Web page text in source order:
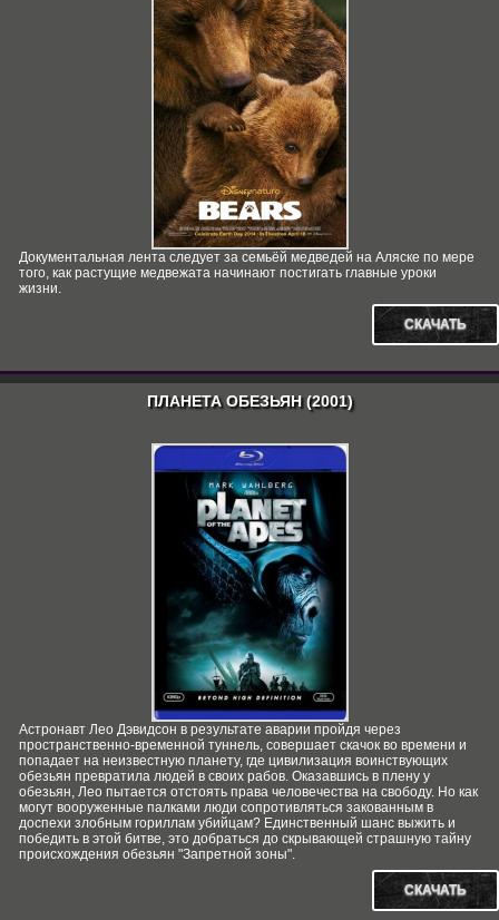
Документальная лента следует за семьёй медведей на Аляске по мере
того, как растущие медвежата начинают постигать главные уроки
жизни.
СКАЧАТЬ
ПЛАНЕТА ОБЕЗЬЯН (2001)
Астронавт Лео Дэвидсон в результате аварии пройдя через
пространственно-временной туннель, совершает скачок во времени и
попадает на неизвестную планету, где цивилизация воинствующих
обезьян превратила людей в своих рабов. Оказавшись в плену у
обезьян, Лео пытается отстоять права человечества на свободу. Но как
могут вооруженные палками люди сопротивляться закованным в
доспехи злобным гориллам убийцам? Единственный шанс выжить и
победить в этой битве, это добраться до скрывающей страшную тайну
происхождения обезьян "Запретной зоны".
СКАЧАТЬ